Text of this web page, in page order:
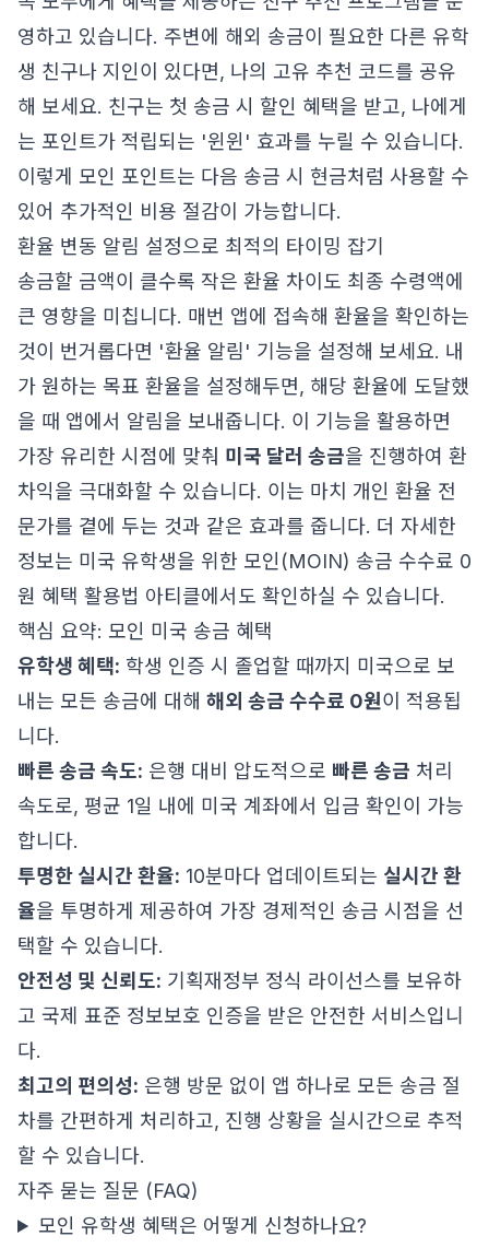
영하고 있습니다. 주변에 해외 송금이 필요한 다른 유학
생 친구나 지인이 있다면, 나의 고유 추천 코드를 공유
해 보세요. 친구는 첫 송금 시 할인 혜택을 받고, 나에게
는 포인트가 적립되는 '윈윈' 효과를 누릴 수 있습니다.
이렇게 모인 포인트는 다음 송금 시 현금처럼 사용할 수
있어 추가적인 비용 절감이 가능합니다.
환율 변동 알림 설정으로 최적의 타이밍 잡기
송금할 금액이 클수록 작은 환율 차이도 최종 수령액에
큰 영향을 미칩니다. 매번 앱에 접속해 환율을 확인하는
것이 번거롭다면 '환율 알림' 기능을 설정해 보세요. 내
가 원하는 목표 환율을 설정해두면, 해당 환율에 도달했
을 때 앱에서 알림을 보내줍니다. 이 기능을 활용하면
가장 유리한 시점에 맞춰 미국 달러 송금을 진행하여 환
차익을 극대화할 수 있습니다. 이는 마치 개인 환율 전
문가를 곁에 두는 것과 같은 효과를 줍니다. 더 자세한
정보는 미국 유학생을 위한 모인(MOIN) 송금 수수료 0
원 혜택 활용법 아티클에서도 확인하실 수 있습니다.
핵심 요약: 모인 미국 송금 혜택
유학생 혜택: 학생 인증 시 졸업할 때까지 미국으로 보
내는 모든 송금에 대해 해외 송금 수수료 0원이 적용됩
니다.
빠른 송금 속도: 은행 대비 압도적으로 빠른 송금 처리
속도로, 평균 1일 내에 미국 계좌에서 입금 확인이 가능
합니다.
투명한 실시간 환율: 10분마다 업데이트되는 실시간 환
율을 투명하게 제공하여 가장 경제적인 송금 시점을 선
택할 수 있습니다.
안전성 및 신뢰도: 기획재정부 정식 라이선스를 보유하
고 국제 표준 정보보호 인증을 받은 안전한 서비스입니
다.
최고의 편의성: 은행 방문 없이 앱 하나로 모든 송금 절
차를 간편하게 처리하고, 진행 상황을 실시간으로 추적
할 수 있습니다.
자주 묻는 질문 (FAQ)
모인 유학생 혜택은 어떻게 신청하나요?